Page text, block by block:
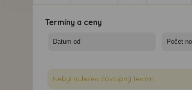
Termíny a ceny
Nebyl nalezen dostupný termín.